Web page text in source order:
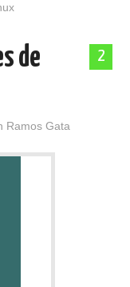
2
de
Ramos Gata